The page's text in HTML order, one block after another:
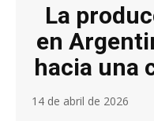
La
en
hacia una
14 de abril de 2026